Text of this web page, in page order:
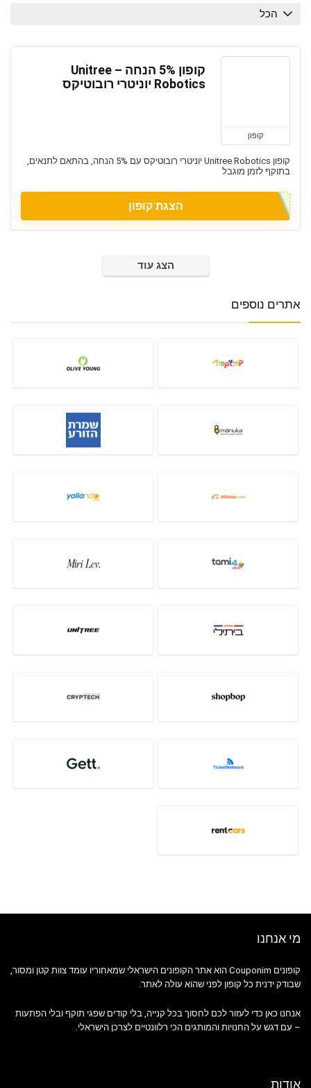
הכל
קופון
קופון 5% הנחה – Unitree
Robotics יוניטרי רובוטיקס
קופון Unitree Robotics יוניטרי רובוטיקס עם 5% הנחה, בהתאם לתנאים,
בתוקף לזמן מוגבל
הצגת קופון
הצג עוד
אתרים נוספים
מי אנחנו
קופונים Couponim הוא אתר הקופונים הישראלי שמאחוריו עומד צוות קטן ומסור,
שבודק ידנית כל קופון לפני שהוא עולה לאתר.
אנחנו כאן כדי לעזור לכם לחסוך בכל קנייה, בלי קודים שפגי תוקף ובלי הפתעות
– עם דגש על החנויות והמותגים הכי רלוונטיים לצרכן הישראלי.
אודות